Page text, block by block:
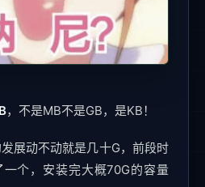
，不是MB不是GB，是KB！
展动不动就是几十G，前段时
个，安装完大概70G的容量